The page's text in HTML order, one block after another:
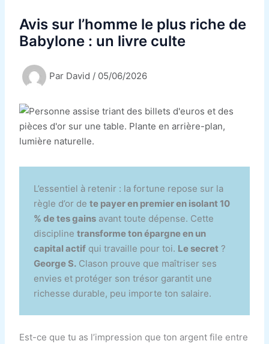
Avis sur l’homme le plus riche de
Babylone : un livre culte
Par David / 05/06/2026
L’essentiel à retenir : la fortune repose sur la
règle d’or dete payer en premier en isolant 10
% de tes gains avant toute dépense. Cette
disciplinetransforme ton épargne en un
capital actif qui travaille pour toi. Le secret ?
George S. Clason prouve que maîtriser ses
envies et protéger son trésor garantit une
richesse durable, peu importe ton salaire.
Est-ce que tu as l’impression que ton argent file entre